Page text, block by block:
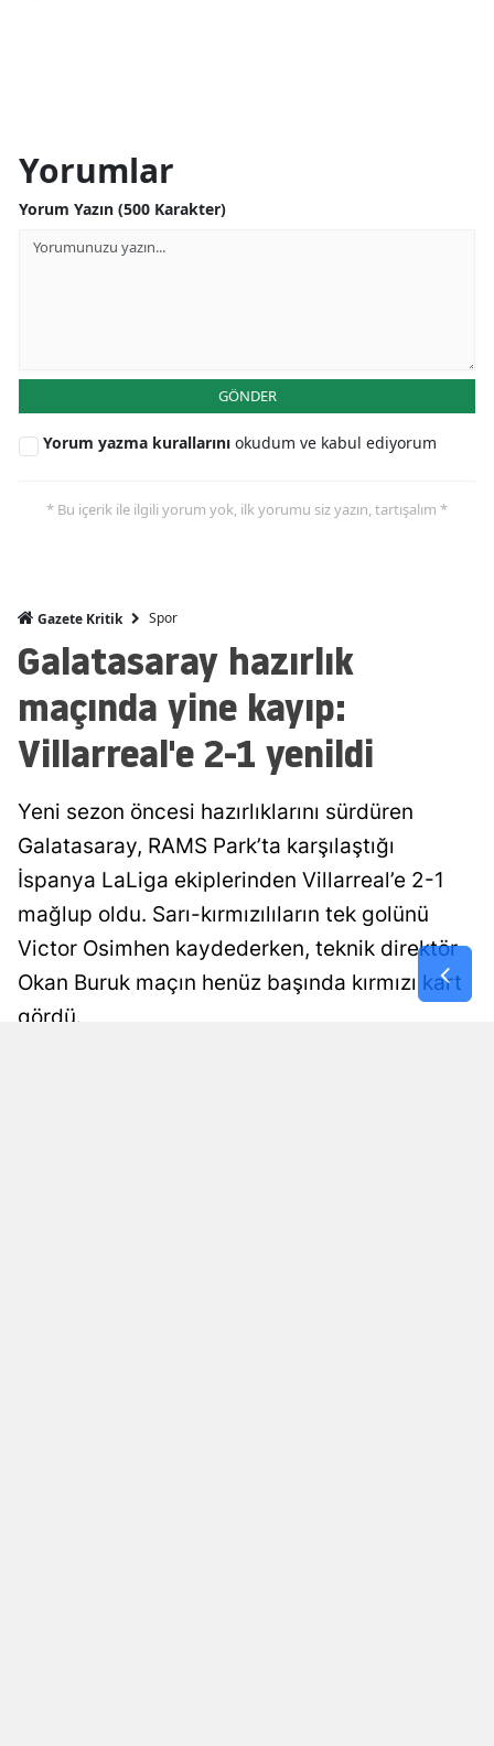
Yorumlar
Yorum Yazın (500 Karakter)
GÖNDER
Yorum yazma kurallarını okudum ve kabul ediyorum
* Bu içerik ile ilgili yorum yok, ilk yorumu siz yazın, tartışalım *
Gazete Kritik Spor
Galatasaray hazırlık
maçında yine kayıp:
Villarreal'e 2-1 yenildi
Yeni sezon öncesi hazırlıklarını sürdüren
Galatasaray, RAMS Park’ta karşılaştığı
İspanya LaLiga ekiplerinden Villarreal’e 2-1
mağlup oldu. Sarı-kırmızılıların tek golünü
Victor Osimhen kaydederken, teknik direktör
Okan Buruk maçın henüz başında kırmızı kart
gördü.